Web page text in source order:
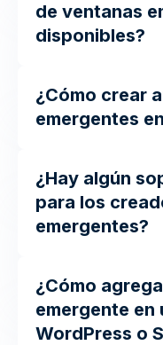
de ventanas
disponibles?
¿Cómo crear
emergentes
¿Hay algún
para los
emergentes?
¿Cómo
emergente en
WordPress o